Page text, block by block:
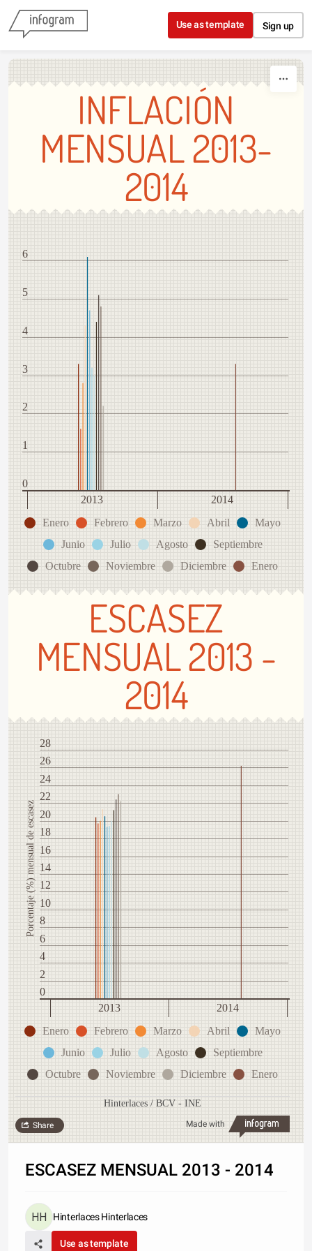
Skip to content
Use as template Sign up
INFLACIÓN
MENSUAL 2013-
2014
6
5
4
3
2
1
0
2013
2014
Enero
Febrero Marzo Abril
Mayo
Junio
Julio Agosto
Septiembre
Octubre
Noviembre Diciembre Enero
ESCASEZ
MENSUAL 2013 -
2014
28
26
24
22
20
18
16
14
12
10
8
6
4
2
0
2013
2014
Porcentaje (%) mensual de escasez
Enero Febrero Marzo Abril
Mayo
Junio
Julio Agosto
Septiembre
Octubre
Noviembre Diciembre Enero
Hinterlaces / BCV - INE
Made with
Share
ESCASEZ MENSUAL 2013 - 2014
Hinterlaces Hinterlaces
Use as template